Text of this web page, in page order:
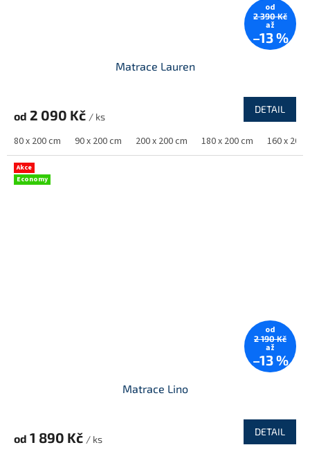
od
2 390 Kč
až
–13 %
Matrace Lauren
od 2 090 Kč / ks
DETAIL
80 x 200 cm 90 x 200 cm 200 x 200 cm 180 x 200 cm 160 x 200
Akce
Economy
od
2 190 Kč
až
–13 %
Matrace Lino
od 1 890 Kč / ks
DETAIL